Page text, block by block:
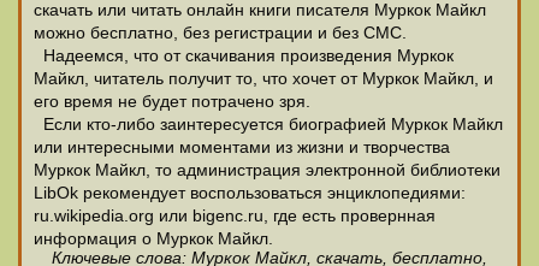
скачать или читать онлайн книги писателя Муркок Майкл
можно бесплатно, без регистрации и без СМС.
Надеемся, что от скачивания произведения Муркок
Майкл, читатель получит то, что хочет от Муркок Майкл, и
его время не будет потрачено зря.
Если кто-либо заинтересуется биографией Муркок Майкл
или интересными моментами из жизни и творчества
Муркок Майкл, то администрация электронной библиотеки
LibOk рекомендует воспользоваться энциклопедиями:
ru.wikipedia.org или bigenc.ru, где есть провернная
информация о Муркок Майкл.
Ключевые слова: Муркок Майкл, скачать, бесплатно,